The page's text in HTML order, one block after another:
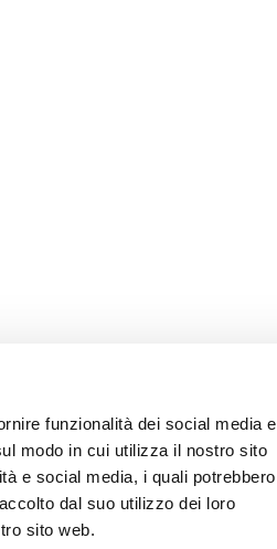
funzionalità dei social media e
modo in cui utilizza il nostro sito
e social media, i quali potrebbero
dal suo utilizzo dei loro
sito web.